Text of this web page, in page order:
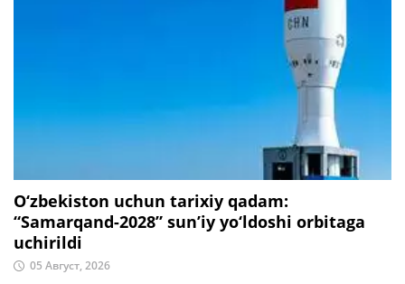
O‘zbekiston uchun tarixiy qadam:
“Samarqand-2028” sun’iy yo‘ldoshi orbitaga
uchirildi
05 Август, 2026